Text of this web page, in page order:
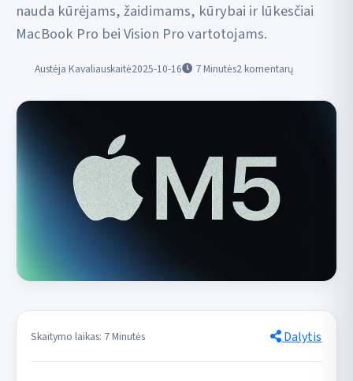
nauda kūrėjams, žaidimams, kūrybai ir lūkesčiai
MacBook Pro bei Vision Pro vartotojams.
Austėja Kavaliauskaitė2025-10-16 7Minutės2 komentarų
Skaitymo laikas: 7 Minutės Dalytis